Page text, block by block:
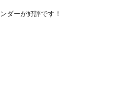
ダーが好評です！